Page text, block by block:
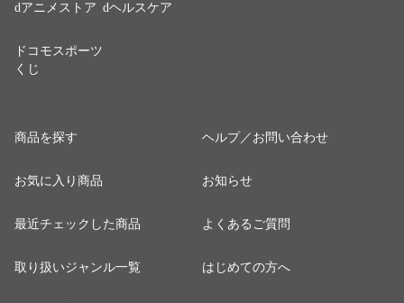
dアニメストア dヘルスケア
ドコモスポーツ
くじ
商品を探す
お気に入り商品
最近チェックした商品
取り扱いジャンル一覧
ヘルプ／お問い合わせ
お知らせ
よくあるご質問
はじめての方へ